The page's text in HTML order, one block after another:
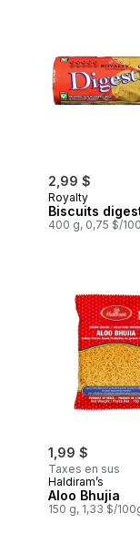
2,99 $
Royalty
Biscuits
400 g, 0,75 $/
1,99 $
Taxes en sus
Haldiram’s
Aloo Bhujia
150 g, 1,33 $/